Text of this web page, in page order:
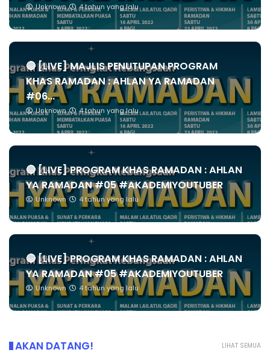
Unknown 4 tahun yang lalu
🔴 [LIVE] MAJLIS PENUTUPAN PROGRAM
KHAS RAMADAN : AHLAN YA RAMADAN
#06...
Unknown 4 tahun yang lalu
🔴 [LIVE] PROGRAM KHAS RAMADAN : AHLAN
YA RAMADAN #05 #AKADEMIYOUTUBER
Unknown 4 tahun yang lalu
🔴 [LIVE] PROGRAM KHAS RAMADAN : AHLAN
YA RAMADAN #05 #AKADEMIYOUTUBER
Unknown 4 tahun yang lalu
LIHAT SEMUA
AKAN DATANG!